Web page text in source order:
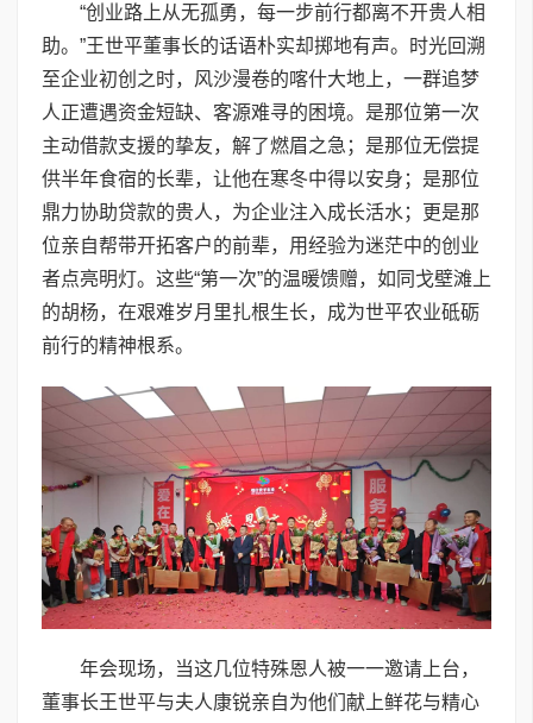
“创业路上从无孤勇，每一步前行都离不开贵人相
助。”王世平董事长的话语朴实却掷地有声。时光回溯
至企业初创之时，风沙漫卷的喀什大地上，一群追梦
人正遭遇资金短缺、客源难寻的困境。是那位第一次
主动借款支援的挚友，解了燃眉之急；是那位无偿提
供半年食宿的长辈，让他在寒冬中得以安身；是那位
鼎力协助贷款的贵人，为企业注入成长活水；更是那
位亲自帮带开拓客户的前辈，用经验为迷茫中的创业
者点亮明灯。这些“第一次”的温暖馈赠，如同戈壁滩上
的胡杨，在艰难岁月里扎根生长，成为世平农业砥砺
前行的精神根系。
年会现场，当这几位特殊恩人被一一邀请上台，
董事长王世平与夫人康锐亲自为他们献上鲜花与精心